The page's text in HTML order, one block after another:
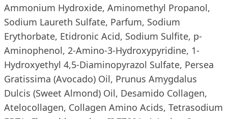
Ammonium Hydroxide, Aminomethyl Propanol,
Sodium Laureth Sulfate, Parfum, Sodium
Erythorbate, Etidronic Acid, Sodium Sulfite, p-
Aminophenol, 2-Amino-3-Hydroxypyridine, 1-
Hydroxyethyl 4,5-Diaminopyrazol Sulfate, Persea
Gratissima (Avocado) Oil, Prunus Amygdalus
Dulcis (Sweet Almond) Oil, Desamido Collagen,
Atelocollagen, Collagen Amino Acids, Tetrasodium